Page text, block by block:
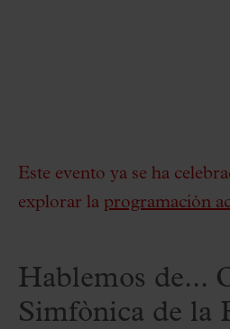
Este evento ya se ha
explorar la programación
Hablemos de...
Simfònica de la